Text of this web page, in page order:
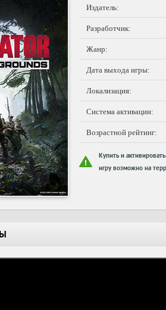
Издатель:
Разработчик:
Жанр:
Дата выхода игры:
Локализация:
Система активации:
Возрастной рейтинг:
Купить и активировать
игру возможно на